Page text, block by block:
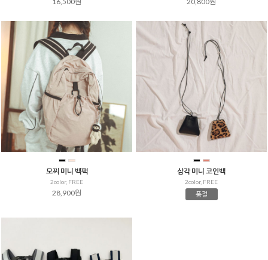
모찌 미니 백팩
2color, FREE
28,900원
삼각 미니 코인백
2color, FREE
품절